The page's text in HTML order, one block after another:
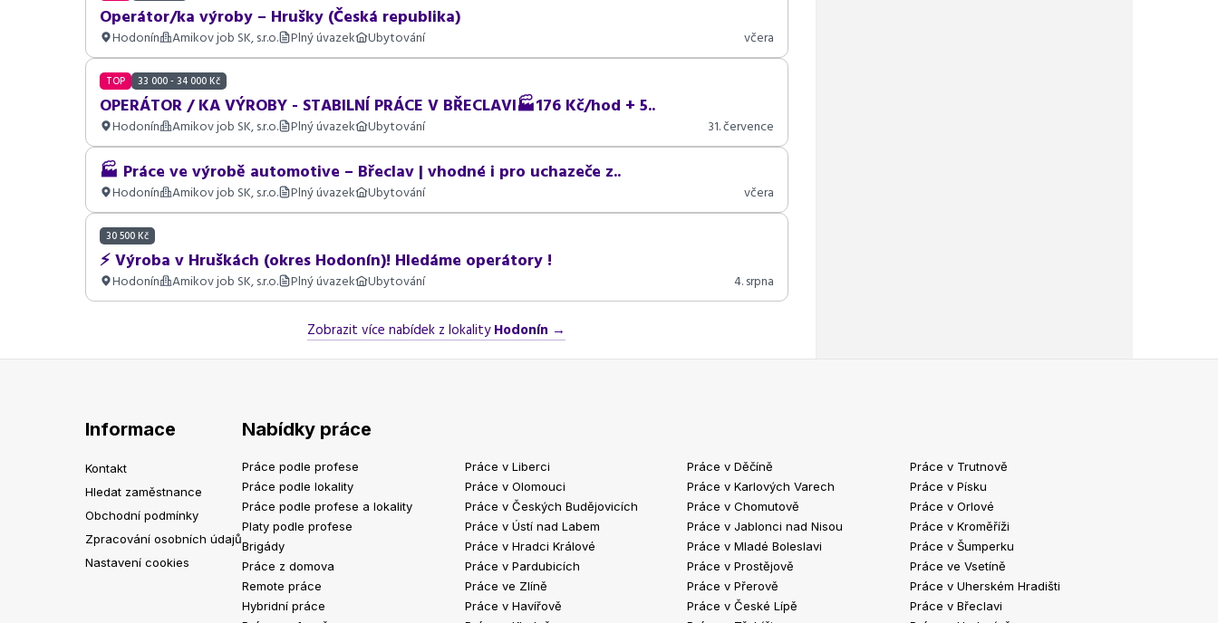
Operátor/ka výroby – Hrušky (Česká republika)
Hodonín Amikov job SK, s.r.o. Plný úvazek Ubytování včera
TOP 33 000 - 34 000 Kč
OPERÁTOR / KA VÝROBY - STABILNÍ PRÁCE V BŘECLAVI🏭176 Kč/hod + 5..
Hodonín Amikov job SK, s.r.o. Plný úvazek Ubytování 31. července
🏭 Práce ve výrobě automotive – Břeclav | vhodné i pro uchazeče z..
Hodonín Amikov job SK, s.r.o. Plný úvazek Ubytování včera
30 500 Kč
⚡ Výroba v Hruškách (okres Hodonín)! Hledáme operátory !
Hodonín Amikov job SK, s.r.o. Plný úvazek Ubytování 4. srpna
Zobrazit více nabídek z lokalityHodonín →
Informace
Kontakt
Hledat zaměstnance
Obchodní podmínky
Zpracování osobních údajů
Nastavení cookies
Nabídky práce
Práce podle profese
Práce podle lokality
Práce podle profese a lokality
Platy podle profese
Brigády
Práce z domova
Remote práce
Hybridní práce
Práce v Liberci
Práce v Olomouci
Práce v Českých Budějovicích
Práce v Ústí nad Labem
Práce v Hradci Králové
Práce v Pardubicích
Práce ve Zlíně
Práce v Havířově
Práce v Děčíně
Práce v Karlových Varech
Práce v Chomutově
Práce v Jablonci nad Nisou
Práce v Mladé Boleslavi
Práce v Prostějově
Práce v Přerově
Práce v České Lípě
Práce v Trutnově
Práce v Písku
Práce v Orlové
Práce v Kroměříži
Práce v Šumperku
Práce ve Vsetíně
Práce v Uherském Hradišti
Práce v Břeclavi